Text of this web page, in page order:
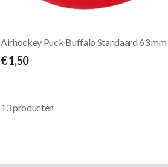
Airhockey Puck Buffalo Standaard 63 mm
€ 1,50
13producten